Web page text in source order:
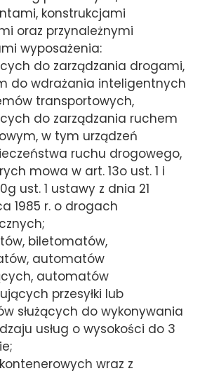
konstrukcjami
oraz przynależnymi
wyposażenia:
do zarządzania drogami,
do wdrażania inteligentnych
transportowych,
do zarządzania ruchem
w tym urządzeń
ruchu drogowego,
mowa w art. 13o ust. 1 i
ust. 1 ustawy z dnia 21
1985 r. o drogach
biletomatów,
automatów
automatów
przesyłki lub
służących do wykonywania
usług o wysokości do 3
wraz z